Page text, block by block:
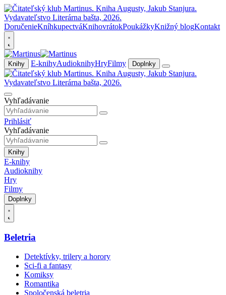
DoručenieKníhkupectváKnihovrátokPoukážkyKnižný blogKontakt
Knihy E-knihyAudioknihyHryFilmy Doplnky
Vyhľadávanie
Prihlásiť
Vyhľadávanie
Knihy
E-knihy
Audioknihy
Hry
Filmy
Doplnky
Beletria
Detektívky, trilery a horory
Sci-fi a fantasy
Komiksy
Romantika
Spoločenská beletria